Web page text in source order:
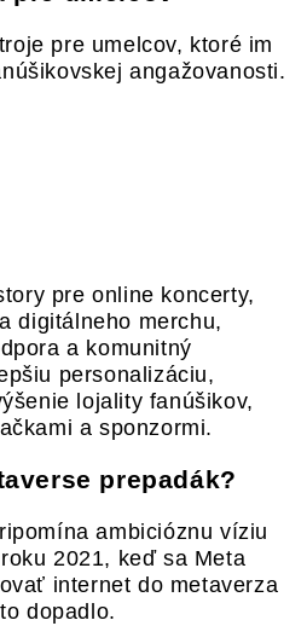
pre umelcov, ktoré im
angažovanosti.
pre online koncerty,
digitálneho merchu,
a komunitný
personalizáciu,
lojality fanúšikov,
a sponzormi.
prepadák?
ambicióznu víziu
2021, keď sa Meta
internet do metaverza
dopadlo.